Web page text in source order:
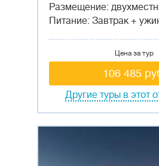
Размещение:
Питание: Завтрак +
Другие туры в этот
Цена за тур
106 485